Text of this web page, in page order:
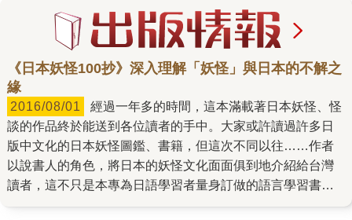
《日本妖怪100抄》深入理解「妖怪」與日本的不解之
緣
2016/08/01
談的作品終於能送到各位讀者的手中。大家或許讀過許多日
版中文化的日本妖怪圖鑑、書籍，但這次不同以往……作者
以說書人的角色，將日本的妖怪文化面面俱到地介紹給台灣
讀者，這不只是本專為日語學習者量身訂做的語言學習書，